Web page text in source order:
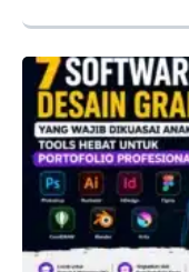
kontrol, meja
sering dipakai agar
mudah dipahami
baru mengenal
itu Event Organizer